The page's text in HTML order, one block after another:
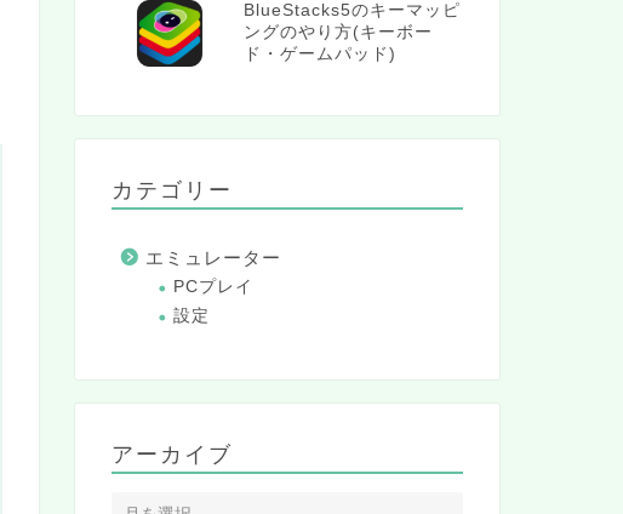
BlueStacks5のキーマッピ
ングのやり方(キーボー
ド・ゲームパッド)
カテゴリー
エミュレーター
PCプレイ
設定
アーカイブ